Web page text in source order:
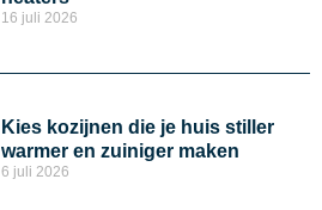
16 juli 2026
Kies kozijnen die je huis stiller
warmer en zuiniger maken
6 juli 2026